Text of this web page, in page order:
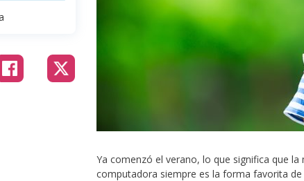
Ya comenzó el verano, lo que significa que
computadora siempre es la forma favorita